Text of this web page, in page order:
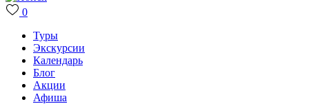
0
Туры
Экскурсии
Календарь
Блог
Акции
Афиша